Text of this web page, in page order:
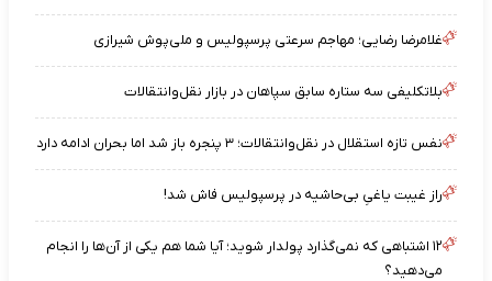
غلامرضا رضایی؛ مهاجم سرعتی پرسپولیس و ملی‌پوش شیرازی
بلاتکلیفی سه ستاره سابق سپاهان در بازار نقل‌وانتقالات
نفس تازه استقلال در نقل‌وانتقالات؛ ۳ پنجره باز شد اما بحران ادامه دارد
راز غیبت یاغیِ بی‌حاشیه در پرسپولیس فاش شد!
۱۲ اشتباهی که نمی‌گذارد پولدار شوید؛ آیا شما هم یکی از آن‌ها را انجام
می‌دهید؟